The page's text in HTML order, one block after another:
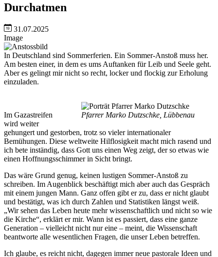
Durchatmen
31.07.2025
Image
In Deutschland sind Sommerferien. Ein Sommer-Anstoß muss her.
Am besten einer, in dem es ums Auftanken für Leib und Seele geht.
Aber es gelingt mir nicht so recht, locker und flockig zur Erholung
einzuladen.
Pfarrer Marko Dutzschke, Lübbenau
Im Gazastreifen
wird weiter
gehungert und gestorben, trotz so vieler internationaler
Bemühungen. Diese weltweite Hilflosigkeit macht mich rasend und
ich bete inständig, dass Gott uns einen Weg zeigt, der so etwas wie
einen Hoffnungsschimmer in Sicht bringt.
Das wäre Grund genug, keinen lustigen Sommer-Anstoß zu
schreiben. Im Augenblick beschäftigt mich aber auch das Gespräch
mit einem jungen Mann. Ganz offen gibt er zu, dass er nicht glaubt
und bestätigt, was ich durch Zahlen und Statistiken längst weiß.
„Wir sehen das Leben heute mehr wissenschaftlich und nicht so wie
die Kirche“, erklärt er mir. Wann ist es passiert, dass eine ganze
Generation – vielleicht nicht nur eine – meint, die Wissenschaft
beantworte alle wesentlichen Fragen, die unser Leben betreffen.
Ich glaube, es reicht nicht, dagegen immer neue pastorale Ideen und